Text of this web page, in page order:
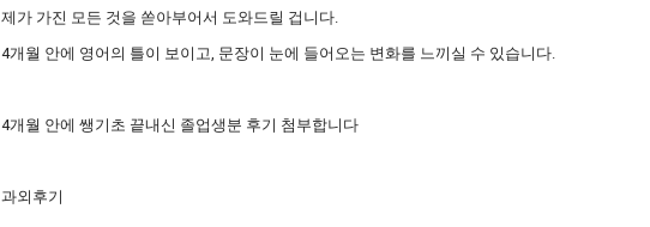
제가 가진 모든 것을 쏟아부어서 도와드릴 겁니다.
4개월 안에 영어의 틀이 보이고, 문장이 눈에 들어오는 변화를 느끼실 수 있습니다.
4개월 안에 쌩기초 끝내신 졸업생분 후기 첨부합니다
과외후기